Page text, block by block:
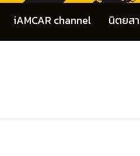
iAMCAR channel นิตยส